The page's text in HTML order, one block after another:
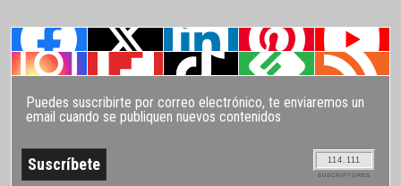
Puedes suscribirte por correo electrónico, te enviaremos un
email cuando se publiquen nuevos contenidos
114.111
SUSCRIPTORES